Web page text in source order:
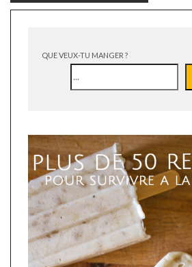
QUE VEUX-TU MANGER ?